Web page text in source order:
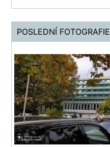
POSLEDNÍ FOTOGRAFIE